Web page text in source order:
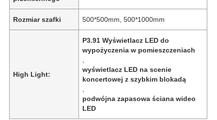
Rozmiar szafki 500*500mm, 500*1000mm
High Light:
P3.91 Wyświetlacz LED do
wypożyczenia w pomieszczeniach
wyświetlacz LED na scenie
koncertowej z szybkim blokadą
podwójna zapasowa ściana wideo
LED